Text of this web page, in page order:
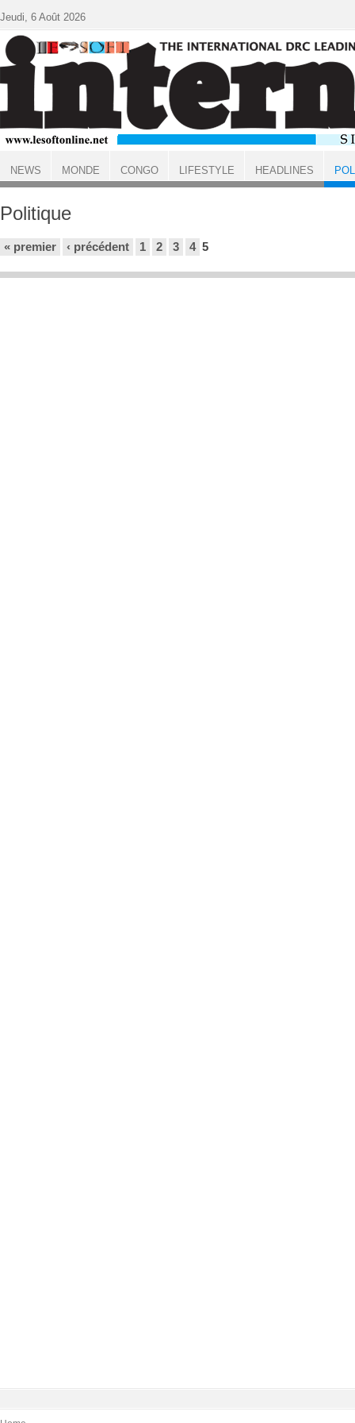
ACCUEIL
Politique
« premier ‹ précédent 1 2 3 4 5
Jeudi, 6 Août 2026
NEWS MONDE CONGO LIFESTYLE HEADLINES